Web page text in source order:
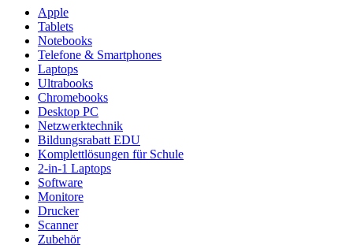
Apple
Tablets
Notebooks
Telefone & Smartphones
Laptops
Ultrabooks
Chromebooks
Desktop PC
Netzwerktechnik
Bildungsrabatt EDU
Komplettlösungen für Schule
2-in-1 Laptops
Software
Monitore
Drucker
Scanner
Zubehör